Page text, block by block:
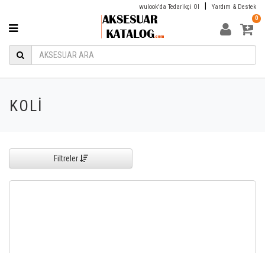
wulook'da Tedarikçi Ol Yardım & Destek
0
KOLİ
Filtreler